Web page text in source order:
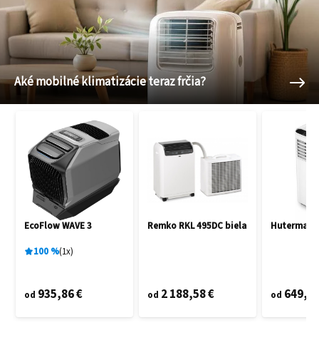
Aké mobilné klimatizácie teraz frčia?
EcoFlow WAVE 3
100% 1x
od 935,86 €
Remko RKL 495DC biela
od 2 188,58 €
Hutermann
od